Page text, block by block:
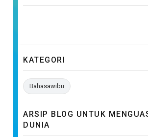
KATEGORI
Bahasawibu
ARSIP BLOG UNTUK
DUNIA